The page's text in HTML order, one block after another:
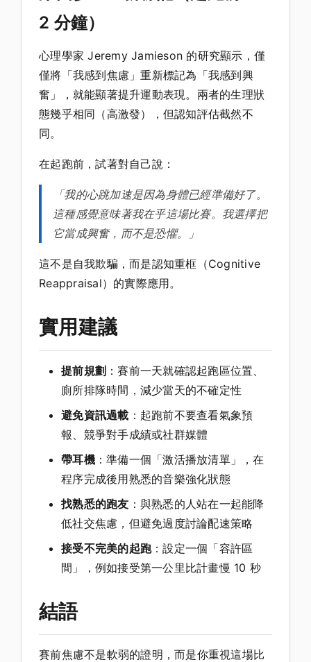
2 分鐘）
心理學家 Jeremy Jamieson 的研究顯示，僅
僅將「我感到焦慮」重新標記為「我感到興
奮」，就能顯著提升運動表現。兩者的生理狀
態幾乎相同（高激發），但認知評估截然不
同。
在起跑前，試著對自己說：
「我的心跳加速是因為身體已經準備好了。
這種感覺意味著我在乎這場比賽。我選擇把
它當成興奮，而不是恐懼。」
這不是自我欺騙，而是認知重框（Cognitive
Reappraisal）的實際應用。
實用建議
提前規劃 ：賽前一天就確認起跑區位置、
廁所排隊時間，減少當天的不確定性
避免資訊過載 ：起跑前不要查看氣象預
報、競爭對手成績或社群媒體
帶耳機：準備一個「激活播放清單」，在
程序完成後用熟悉的音樂強化狀態
找熟悉的跑友 ：與熟悉的人站在一起能降
低社交焦慮，但避免過度討論配速策略
接受不完美的起跑：設定一個「容許區
間」，例如接受第一公里比計畫慢 10 秒
結語
賽前焦慮不是軟弱的證明，而是你重視這場比